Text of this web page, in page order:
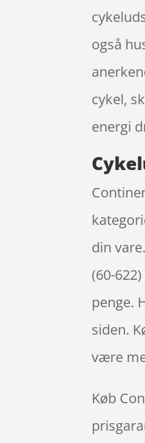
også
cykel,
energi
din
(60-
penge.
siden.
være
Køb